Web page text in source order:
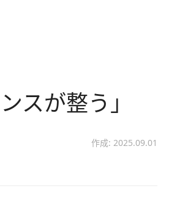
スが整う」
作成: 2025.09.01